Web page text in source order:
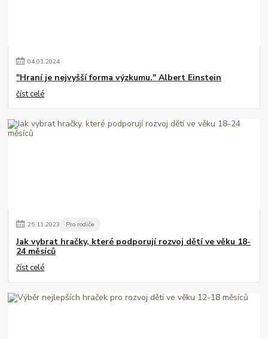
04.01.2024
"Hraní je nejvyšší forma výzkumu." Albert Einstein
číst celé
25.11.2023 Pro rodiče
Jak vybrat hračky, které podporují rozvoj dětí ve věku 18-
24 měsíců
číst celé